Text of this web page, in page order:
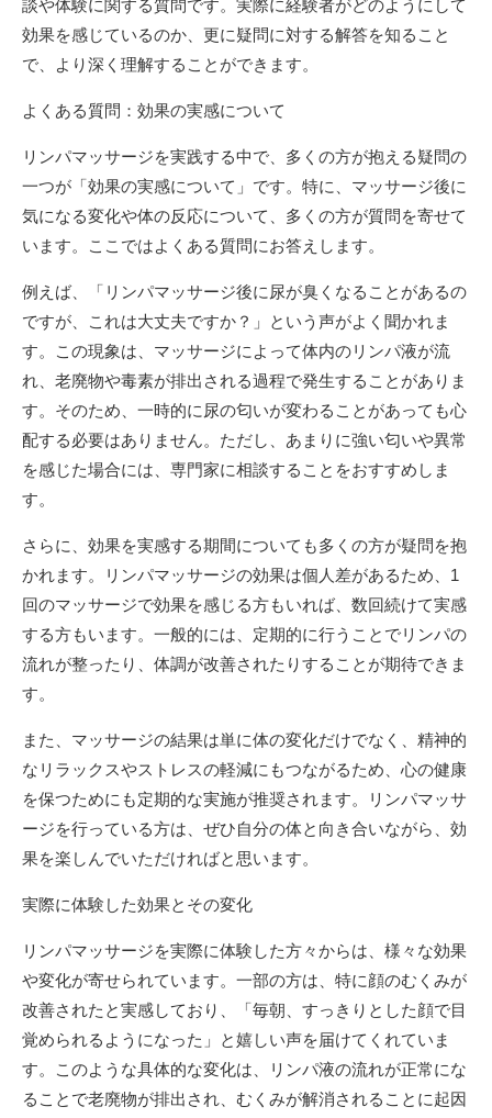
談や体験に関する質問です。実際に経験者がどのようにして
効果を感じているのか、更に疑問に対する解答を知ること
で、より深く理解することができます。
よくある質問：効果の実感について
リンパマッサージを実践する中で、多くの方が抱える疑問の
一つが「効果の実感について」です。特に、マッサージ後に
気になる変化や体の反応について、多くの方が質問を寄せて
います。ここではよくある質問にお答えします。
例えば、「リンパマッサージ後に尿が臭くなることがあるの
ですが、これは大丈夫ですか？」という声がよく聞かれま
す。この現象は、マッサージによって体内のリンパ液が流
れ、老廃物や毒素が排出される過程で発生することがありま
す。そのため、一時的に尿の匂いが変わることがあっても心
配する必要はありません。ただし、あまりに強い匂いや異常
を感じた場合には、専門家に相談することをおすすめしま
す。
さらに、効果を実感する期間についても多くの方が疑問を抱
かれます。リンパマッサージの効果は個人差があるため、1
回のマッサージで効果を感じる方もいれば、数回続けて実感
する方もいます。一般的には、定期的に行うことでリンパの
流れが整ったり、体調が改善されたりすることが期待できま
す。
また、マッサージの結果は単に体の変化だけでなく、精神的
なリラックスやストレスの軽減にもつながるため、心の健康
を保つためにも定期的な実施が推奨されます。リンパマッサ
ージを行っている方は、ぜひ自分の体と向き合いながら、効
果を楽しんでいただければと思います。
実際に体験した効果とその変化
リンパマッサージを実際に体験した方々からは、様々な効果
や変化が寄せられています。一部の方は、特に顔のむくみが
改善されたと実感しており、「毎朝、すっきりとした顔で目
覚められるようになった」と嬉しい声を届けてくれていま
す。このような具体的な変化は、リンパ液の流れが正常にな
ることで老廃物が排出され、むくみが解消されることに起因